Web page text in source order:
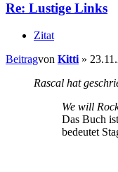
Re: Lustige Links
Zitat
Beitragvon Kitti »
Rascal hat
We will
Das Buch
bedeutet